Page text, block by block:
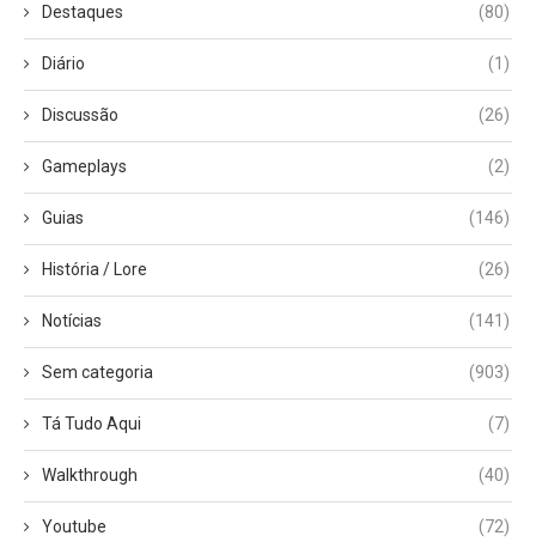
Destaques (80)
Diário (1)
Discussão (26)
Gameplays (2)
Guias (146)
História / Lore (26)
Notícias (141)
Sem categoria (903)
Tá Tudo Aqui (7)
Walkthrough (40)
Youtube (72)